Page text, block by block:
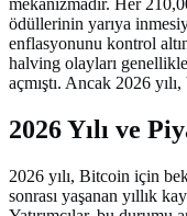
mekanizmadır. Her
ödüllerinin yarıya
enflasyonunu kontrol
halving olayları
açmıştı. Ancak 2026 yılı,
2026 Yılı ve
2026 yılı, Bitcoin için
sonrası yaşanan yıllık